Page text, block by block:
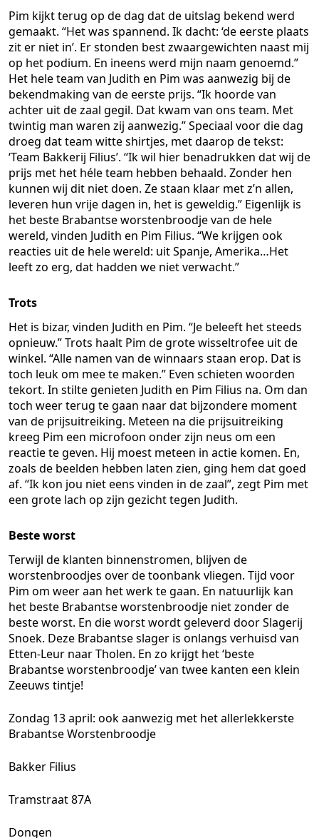
Pim kijkt terug op de dag dat de uitslag bekend werd
gemaakt. “Het was spannend. Ik dacht: ‘de eerste plaats
zit er niet in’. Er stonden best zwaargewichten naast mij
op het podium. En ineens werd mijn naam genoemd.”
Het hele team van Judith en Pim was aanwezig bij de
bekendmaking van de eerste prijs. “Ik hoorde van
achter uit de zaal gegil. Dat kwam van ons team. Met
twintig man waren zij aanwezig.” Speciaal voor die dag
droeg dat team witte shirtjes, met daarop de tekst:
‘Team Bakkerij Filius’. “Ik wil hier benadrukken dat wij de
prijs met het héle team hebben behaald. Zonder hen
kunnen wij dit niet doen. Ze staan klaar met z’n allen,
leveren hun vrije dagen in, het is geweldig.” Eigenlijk is
het beste Brabantse worstenbroodje van de hele
wereld, vinden Judith en Pim Filius. “We krijgen ook
reacties uit de hele wereld: uit Spanje, Amerika…Het
leeft zo erg, dat hadden we niet verwacht.”
Trots
Het is bizar, vinden Judith en Pim. “Je beleeft het steeds
opnieuw.” Trots haalt Pim de grote wisseltrofee uit de
winkel. “Alle namen van de winnaars staan erop. Dat is
toch leuk om mee te maken.” Even schieten woorden
tekort. In stilte genieten Judith en Pim Filius na. Om dan
toch weer terug te gaan naar dat bijzondere moment
van de prijsuitreiking. Meteen na die prijsuitreiking
kreeg Pim een microfoon onder zijn neus om een
reactie te geven. Hij moest meteen in actie komen. En,
zoals de beelden hebben laten zien, ging hem dat goed
af. “Ik kon jou niet eens vinden in de zaal”, zegt Pim met
een grote lach op zijn gezicht tegen Judith.
Beste worst
Terwijl de klanten binnenstromen, blijven de
worstenbroodjes over de toonbank vliegen. Tijd voor
Pim om weer aan het werk te gaan. En natuurlijk kan
het beste Brabantse worstenbroodje niet zonder de
beste worst. En die worst wordt geleverd door Slagerij
Snoek. Deze Brabantse slager is onlangs verhuisd van
Etten-Leur naar Tholen. En zo krijgt het ‘beste
Brabantse worstenbroodje’ van twee kanten een klein
Zeeuws tintje!
Zondag 13 april: ook aanwezig met het allerlekkerste
Brabantse Worstenbroodje
Bakker Filius
Tramstraat 87A
Dongen